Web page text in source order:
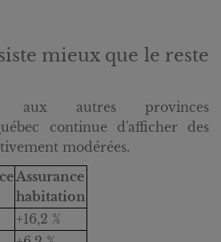
mieux que le reste
aux autres provinces
continue d'afficher des
modérées.
Assurance
habitation
+16,2 %